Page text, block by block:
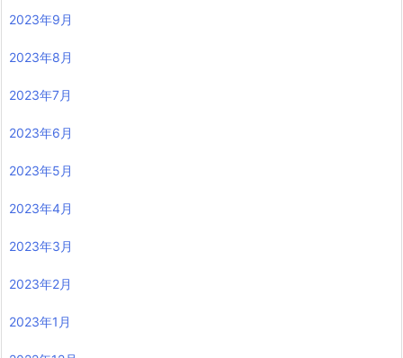
2023年9月
2023年8月
2023年7月
2023年6月
2023年5月
2023年4月
2023年3月
2023年2月
2023年1月